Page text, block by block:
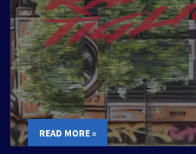
READ MORE »